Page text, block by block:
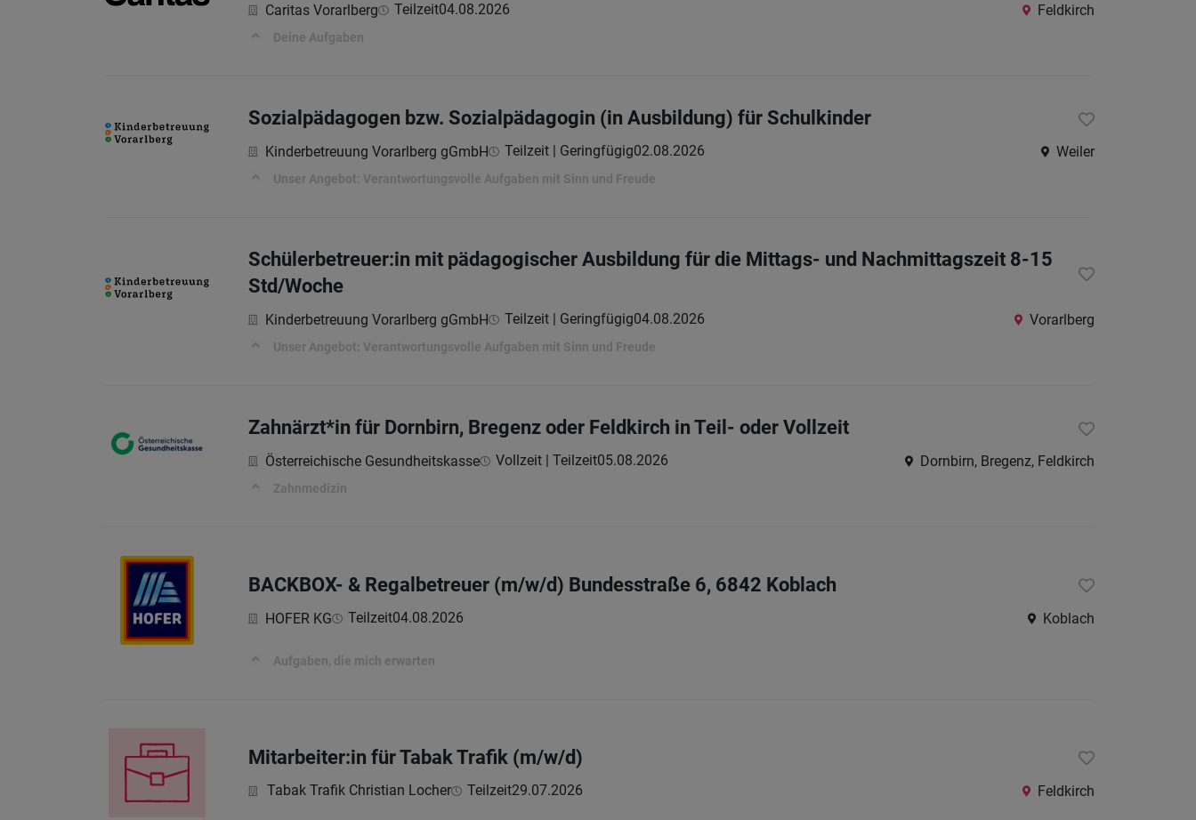
Caritas Vorarlberg Teilzeit04.08.2026 Feldkirch
Deine Aufgaben
Sozialpädagogen bzw. Sozialpädagogin (in Ausbildung) für Schulkinder
Kinderbetreuung Vorarlberg gGmbH Teilzeit | Geringfügig02.08.2026 Weiler
Unser Angebot: Verantwortungsvolle Aufgaben mit Sinn und Freude
Schülerbetreuer:in mit pädagogischer Ausbildung für die Mittags- und Nachmittagszeit 8-15
Std/Woche
Kinderbetreuung Vorarlberg gGmbH Teilzeit | Geringfügig04.08.2026 Vorarlberg
Unser Angebot: Verantwortungsvolle Aufgaben mit Sinn und Freude
Zahnärzt*in für Dornbirn, Bregenz oder Feldkirch in Teil- oder Vollzeit
Österreichische Gesundheitskasse Vollzeit | Teilzeit05.08.2026 Dornbirn, Bregenz, Feldkirch
Zahnmedizin
BACKBOX- & Regalbetreuer (m/w/d) Bundesstraße 6, 6842 Koblach
HOFER KG Teilzeit04.08.2026 Koblach
Aufgaben, die mich erwarten
Mitarbeiter:in für Tabak Trafik (m/w/d)
Tabak Trafik Christian Locher Teilzeit29.07.2026 Feldkirch